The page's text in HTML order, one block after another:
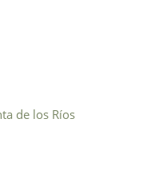
de los Ríos